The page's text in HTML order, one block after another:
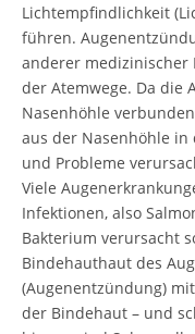
Lichtempfindlichkeit
führen.
anderer medizinischer
der Atemwege. Da die
Nasenhöhle
aus der Nasenhöhle
und Probleme
Viele
Infektionen, also
Bakterium verursacht
Bindehauthaut des
(Augenentzündung)
der Bindehaut – und